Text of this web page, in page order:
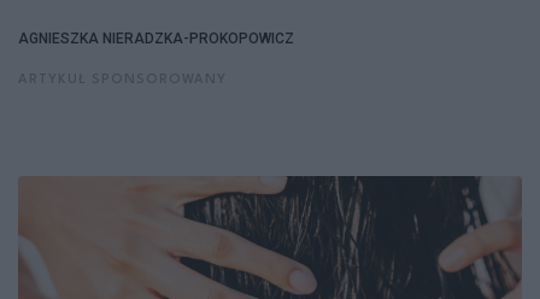
AGNIESZKA NIERADZKA-PROKOPOWICZ